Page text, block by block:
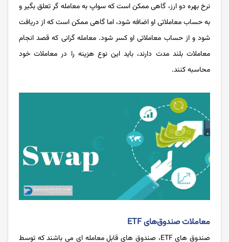
نرخ بهره دو ارز، گاهی ممکن است که سواپ به معامله گر تعلق بگیر و
به حساب معاملاتی او اضافه شود، اما گاهی ممکن است که از دریافت
شود و از حساب معاملاتی او کسر شود. معامله گرانی که قصد انجام
معاملات بلند مدت دارند، باید این نوع هزینه را در معاملات خود
محاسبه کنند.
معاملات صندوق‌های ETF
صندوق ‌های ETF، صندوق‌ های قابل معامله ‌ای می باشند که توسط